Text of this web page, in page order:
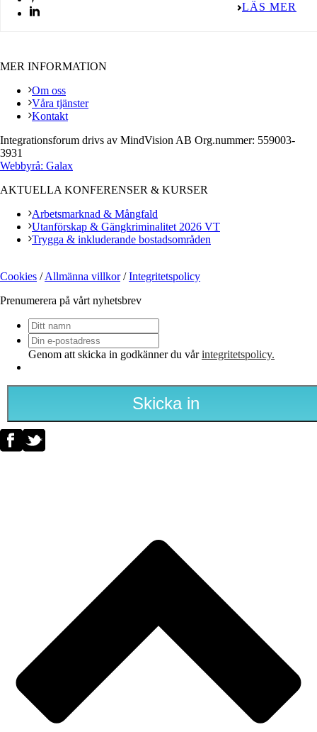
LÄS MER
MER INFORMATION
Om oss
Våra tjänster
Kontakt
Integrationsforum drivs av MindVision AB Org.nummer: 559003-
3931
Webbyrå: Galax
AKTUELLA KONFERENSER & KURSER
Arbetsmarknad & Mångfald
Utanförskap & Gängkriminalitet 2026 VT
Trygga & inkluderande bostadsområden
Cookies /Allmänna villkor/Integritetspolicy
Prenumerera på vårt nyhetsbrev
Ditt
namn
Din
e-
Genom att skicka in godkänner du vårintegritetspolicy.